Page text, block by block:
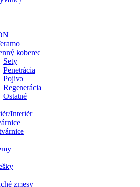
koberec
Sety
Penetrácia
Pojivo
Regenerácia
Ostatné
Interiér
zmesy